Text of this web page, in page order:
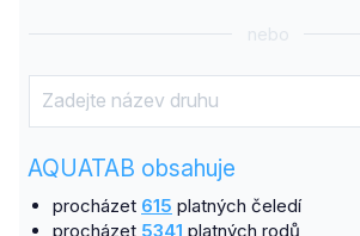
nebo
AQUATAB obsahuje
procházet 615 platných čeledí
procházet 5341 platných rodů